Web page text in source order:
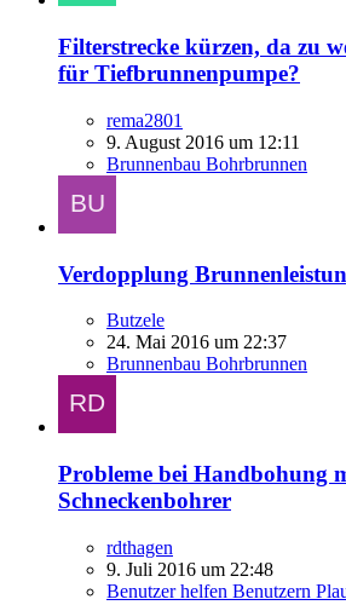
Filterstrecke kürzen, da zu
für Tiefbrunnenpumpe?
rema2801
9. August 2016 um 12:11
Brunnenbau Bohrbrunnen
Verdopplung
Butzele
24. Mai 2016 um 22:37
Brunnenbau Bohrbrunnen
Probleme bei Handbohung
Schneckenbohrer
rdthagen
9. Juli 2016 um 22:48
Benutzer helfen Benutzern